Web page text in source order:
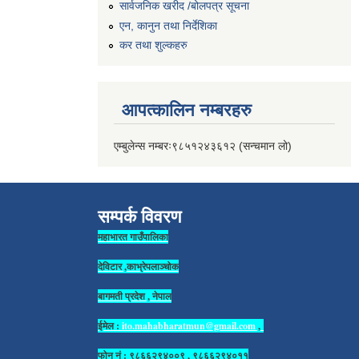
सार्वजनिक खरीद /बोलपत्र सूचना
एन, कानुन तथा निर्देशिका
कर तथा शुल्कहरु
आपत्कालिन नम्बरहरु
एम्बुलेन्स नम्बरः९८५१२४३६१२ (सन्चमान लो)
सम्पर्क विवरण
महाभारत गाउँपालिका
देविटार ,काभ्रेपलाञ्चोक
बागमती प्रदेश , नेपाल
ईमेल : ito.mahabharatmun@gmail.com,
फोन नं : ९८६६२९४००९ , ९८६६२९४०११